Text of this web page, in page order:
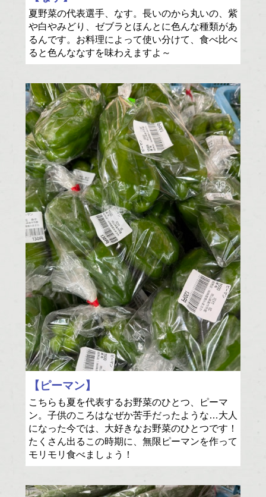
夏野菜の代表選手、なす。長いのから丸いの、紫
や白やみどり、ゼブラとほんとに色んな種類があ
るんです。お料理によって使い分けて、食べ比べ
ると色んななすを味わえますよ～
【ピーマン】
こちらも夏を代表するお野菜のひとつ、ピーマ
ン。子供のころはなぜか苦手だったような…大人
になった今では、大好きなお野菜のひとつです！
たくさん出るこの時期に、無限ピーマンを作って
モリモリ食べましょう！